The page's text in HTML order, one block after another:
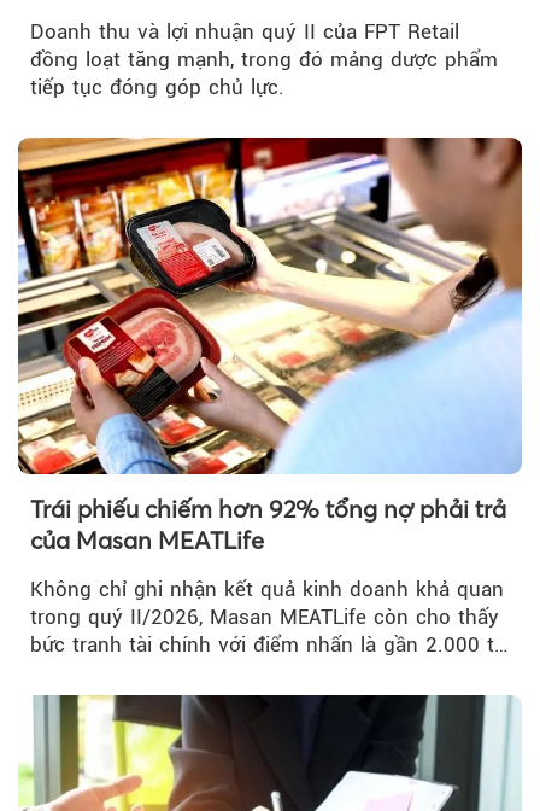
Doanh thu và lợi nhuận quý II của FPT Retail
đồng loạt tăng mạnh, trong đó mảng dược phẩm
tiếp tục đóng góp chủ lực.
Trái phiếu chiếm hơn 92% tổng nợ phải trả
của Masan MEATLife
Không chỉ ghi nhận kết quả kinh doanh khả quan
trong quý II/2026, Masan MEATLife còn cho thấy
bức tranh tài chính với điểm nhấn là gần 2.000 tỷ